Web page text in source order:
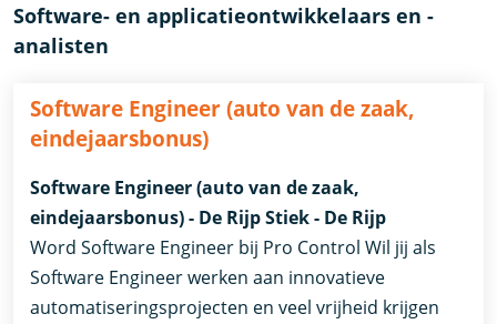
Software- en applicatieontwikkelaars en -
analisten
Software Engineer (auto van de zaak,
eindejaarsbonus)
Software Engineer (auto van de zaak,
eindejaarsbonus) - De Rijp Stiek - De Rijp
Word Software Engineer bij Pro Control Wil jij als
Software Engineer werken aan innovatieve
automatiseringsprojecten en veel vrijheid krijgen